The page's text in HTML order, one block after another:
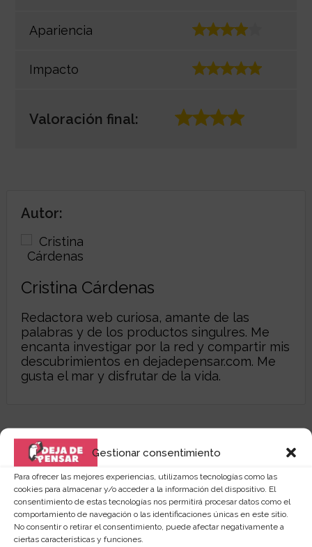
Gestionar consentimiento
Para ofrecer las mejores experiencias, utilizamos tecnologías como las
cookies para almacenar y/o acceder a la información del dispositivo. El
consentimiento de estas tecnologías nos permitirá procesar datos como el
comportamiento de navegación o las identificaciones únicas en este sitio.
No consentir o retirar el consentimiento, puede afectar negativamente a
ciertas características y funciones.
Apariencia
Impacto
Valoración final:
Autor:
Cristina Cárdenas
Redactora web curiosa, amante de las
palabras y de los productos singulres. Me
encanta investigar por la red y compartir mis
descubrimientos en dejadepensar.com. Me
gusta el mar y disfrutar de la vida.